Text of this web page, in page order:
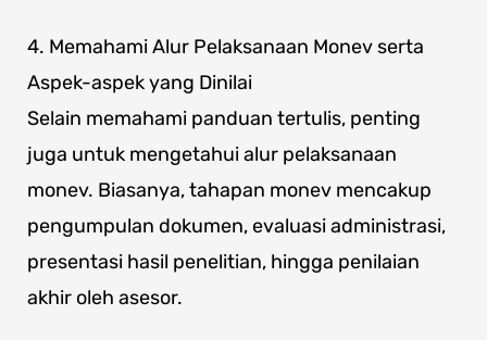
4. Memahami Alur Pelaksanaan Monev serta
Aspek-aspek yang Dinilai
Selain memahami panduan tertulis, penting
juga untuk mengetahui alur pelaksanaan
monev. Biasanya, tahapan monev mencakup
pengumpulan dokumen, evaluasi administrasi,
presentasi hasil penelitian, hingga penilaian
akhir oleh asesor.